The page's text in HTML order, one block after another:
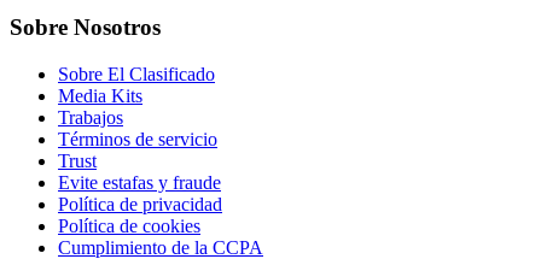
Sobre Nosotros
Sobre El Clasificado
Media Kits
Trabajos
Términos de servicio
Trust
Evite estafas y fraude
Política de privacidad
Política de cookies
Cumplimiento de la CCPA